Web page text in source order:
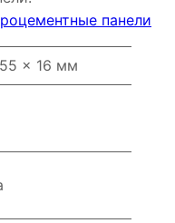
панели
× 16 мм